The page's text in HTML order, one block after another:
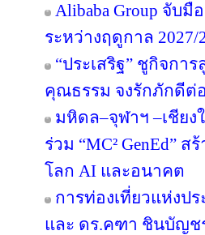
Alibaba Group จับ
ระหว่างฤดูกาล 2027/
“ประเสริฐ” ชูกิจกา
คุณธรรม จงรักภักดีต่
มหิดล–จุฬาฯ –เชีย
ร่วม “MC² GenEd”
โลก AI และอนาคต
การท่องเที่ยวแห่งป
และ ดร.คฑา ชินบัญช